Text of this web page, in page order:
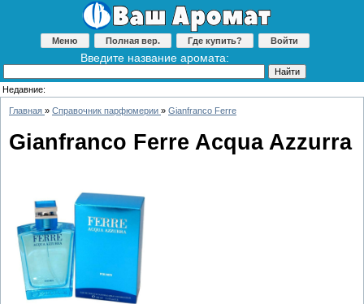
Меню Полная вер. Где купить? Войти
Введите название аромата:
Недавние:
Главная » Справочник парфюмерии » Gianfranco Ferre
Gianfranco Ferre Acqua Azzurra